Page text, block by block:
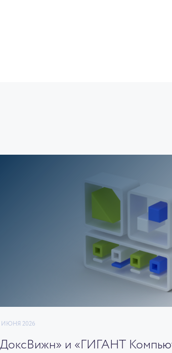
ИЮНЯ 2026
и «ГИГАНТ